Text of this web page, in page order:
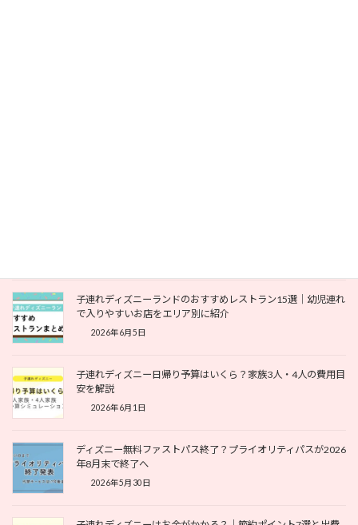
子連れディズニーランドのおすすめレストラン15選｜幼児連れ
で入りやすいお店をエリア別に紹介
2026年6月5日
子連れディズニー日帰り予算はいくら？家族3人・4人の費用目
安を解説
2026年6月1日
ディズニー無料ファストパス終了？プライオリティパスが2026
年8月末で終了へ
2026年5月30日